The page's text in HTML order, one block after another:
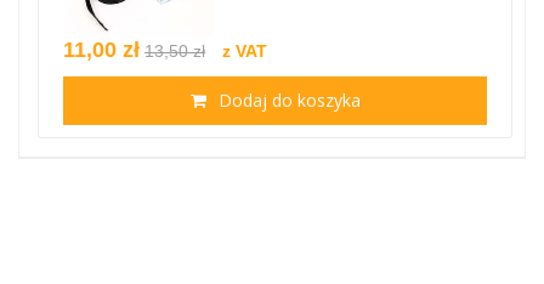
11,00 zł 13,50 zł z VAT
Dodaj do koszyka